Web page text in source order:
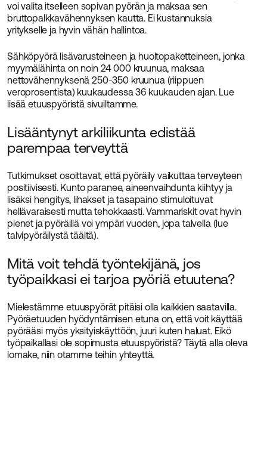
voi valita itselleen sopivan pyörän ja maksaa sen
bruttopalkkavähennyksen kautta. Ei kustannuksia
yritykselle ja hyvin vähän hallintoa.
Sähköpyörä lisävarusteineen ja huoltopaketteineen, jonka
myymälähinta on noin 24 000 kruunua, maksaa
nettovähennyksenä 250-350 kruunua (riippuen
veroprosentista) kuukaudessa 36 kuukauden ajan. Lue
lisää etuuspyöristä sivuiltamme.
Lisääntynyt arkiliikunta edistää
parempaa terveyttä
Tutkimukset osoittavat, että pyöräily vaikuttaa terveyteen
positiivisesti. Kunto paranee, aineenvaihdunta kiihtyy ja
lisäksi hengitys, lihakset ja tasapaino stimuloituvat
hellävaraisesti mutta tehokkaasti. Vammariskit ovat hyvin
pienet ja pyöräillä voi ympäri vuoden, jopa talvella (lue
talvipyöräilystä täältä).
Mitä voit tehdä työntekijänä, jos
työpaikkasi ei tarjoa pyöriä etuutena?
Mielestämme etuuspyörät pitäisi olla kaikkien saatavilla.
Pyöräetuuden hyödyntämisen etuna on, että voit käyttää
pyörääsi myös yksityiskäyttöön, juuri kuten haluat. Eikö
työpaikallasi ole sopimusta etuuspyöristä? Täytä alla oleva
lomake, niin otamme teihin yhteyttä.